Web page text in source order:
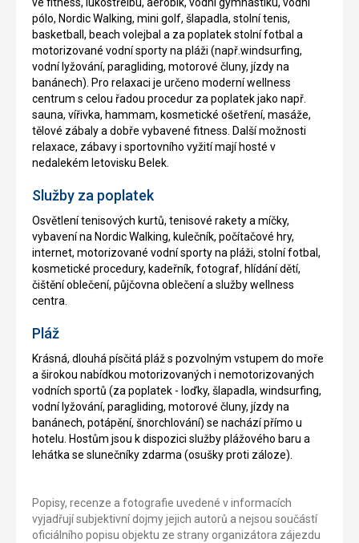
pólo, Nordic Walking, mini golf, šlapadla, stolní tenis,
basketball, beach volejbal a za poplatek stolní fotbal a
motorizované vodní sporty na pláži (např.windsurfing,
vodní lyžování, paragliding, motorové čluny, jízdy na
banánech). Pro relaxaci je určeno moderní wellness
centrum s celou řadou procedur za poplatek jako např.
sauna, vířivka, hammam, kosmetické ošetření, masáže,
tělové zábaly a dobře vybavené fitness. Další možnosti
relaxace, zábavy i sportovního vyžití mají hosté v
nedalekém letovisku Belek.
Služby za poplatek
Osvětlení tenisových kurtů, tenisové rakety a míčky,
vybavení na Nordic Walking, kulečník, počítačové hry,
internet, motorizované vodní sporty na pláži, stolní fotbal,
kosmetické procedury, kadeřník, fotograf, hlídání dětí,
čištění oblečení, půjčovna oblečení a služby wellness
centra.
Pláž
Krásná, dlouhá písčitá pláž s pozvolným vstupem do moře
a širokou nabídkou motorizovaných i nemotorizovaných
vodních sportů (za poplatek - loďky, šlapadla, windsurfing,
vodní lyžování, paragliding, motorové čluny, jízdy na
banánech, potápění, šnorchlování) se nachází přímo u
hotelu. Hostům jsou k dispozici služby plážového baru a
lehátka se slunečníky zdarma (osušky proti záloze).
Popisy, recenze a fotografie uvedené v informacích
vyjadřují subjektivní dojmy jejich autorů a nejsou součástí
oficiálního popisu objektu ze strany organizátora zájezdu